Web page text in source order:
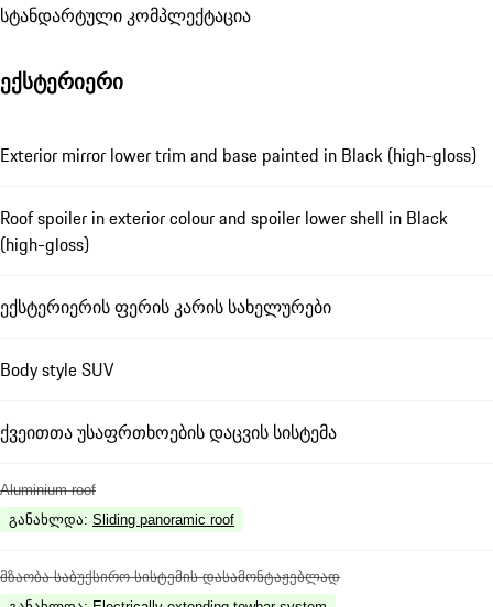
სტანდარტული კომპლექტაცია
ექსტერიერი
Exterior mirror lower trim and base painted in Black (high-gloss)
Roof spoiler in exterior colour and spoiler lower shell in Black
(high-gloss)
ექსტერიერის ფერის კარის სახელურები
Body style SUV
ქვეითთა უსაფრთხოების დაცვის სისტემა
Aluminium roof
განახლდა: Sliding panoramic roof
მზაობა საბუქსირო სისტემის დასამონტაჟებლად